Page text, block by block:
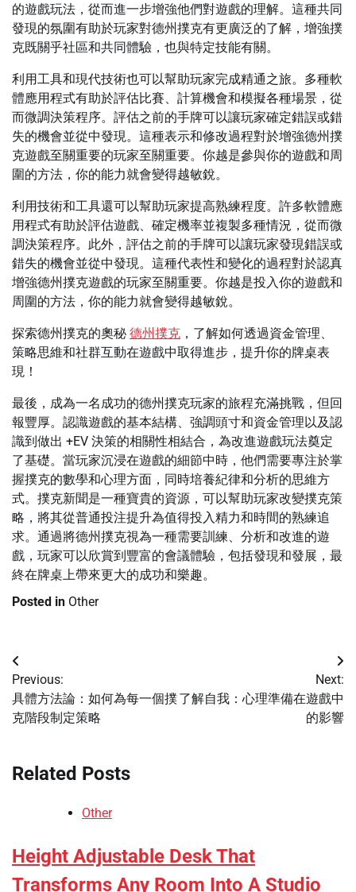
的遊戲玩法，從而進一步增強他們對遊戲的理解。這種共同
發現的氛圍有助於玩家對德州撲克有更廣泛的了解，增強撲
克既關乎社區和共同體驗，也與特定技能有關。
利用工具和現代技術也可以幫助玩家完成精通之旅。多種軟
體應用程式有助於評估比賽、計算機會和模擬各種場景，從
而微調決策程序。評估之前的手牌可以讓玩家確定錯誤或錯
失的機會並從中發現。這種表示和修改過程對於增強德州撲
克遊戲至關重要的玩家至關重要。你越是參與你的遊戲和周
圍的方法，你的能力就會變得越敏銳。
利用技術和工具還可以幫助玩家提高熟練程度。許多軟體應
用程式有助於評估遊戲、確定機率並複製多種情況，從而微
調決策程序。此外，評估之前的手牌可以讓玩家發現錯誤或
錯失的機會並從中發現。這種代表性和變化的過程對於認真
增強德州撲克遊戲的玩家至關重要。你越是投入你的遊戲和
周圍的方法，你的能力就會變得越敏銳。
探索德州撲克的奧秘 德州撲克 ，了解如何透過資金管理、
策略思維和社群互動在遊戲中取得進步，提升你的牌桌表
現！
最後，成為一名成功的德州撲克玩家的旅程充滿挑戰，但回
報豐厚。認識遊戲的基本結構、強調頭寸和資金管理以及認
識到做出 +EV 決策的相關性相結合，為改進遊戲玩法奠定
了基礎。當玩家沉浸在遊戲的細節中時，他們需要專注於掌
握撲克的數學和心理方面，同時培養紀律和分析的思維方
式。撲克新聞是一種寶貴的資源，可以幫助玩家改變撲克策
略，將其從普通投注提升為值得投入精力和時間的熟練追
求。通過將德州撲克視為一種需要訓練、分析和改進的遊
戲，玩家可以欣賞到豐富的會議體驗，包括發現和發展，最
終在牌桌上帶來更大的成功和樂趣。
Posted in Other
Post
navigation
Previous:
具體方法論：如何為每一個撲
克階段制定策略
Next:
了解自我：心理準備在遊戲中
的影響
Related Posts
Other
Height Adjustable Desk That
Transforms Any Room Into A Studio